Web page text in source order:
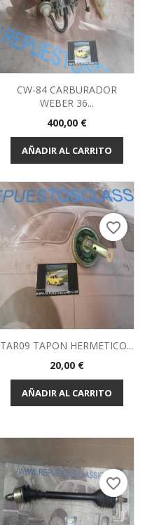
CW-84 CARBURADOR
WEBER 36...
Precio
400,00 €
AÑADIR AL CARRITO
TAR09 TAPON HERMETICO...
Precio
20,00 €
AÑADIR AL CARRITO
favorite_border
favorite_border